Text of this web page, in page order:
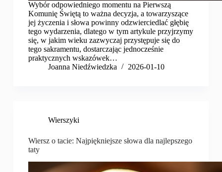
Wybór odpowiedniego momentu na Pierwszą
Komunię Świętą to ważna decyzja, a towarzyszące
jej życzenia i słowa powinny odzwierciedlać głębię
tego wydarzenia, dlatego w tym artykule przyjrzymy
się, w jakim wieku zazwyczaj przystępuje się do
tego sakramentu, dostarczając jednocześnie
praktycznych wskazówek…
Joanna Niedźwiedzka
2026-01-10
Wierszyki
Wiersz o tacie: Najpiękniejsze słowa dla najlepszego
taty